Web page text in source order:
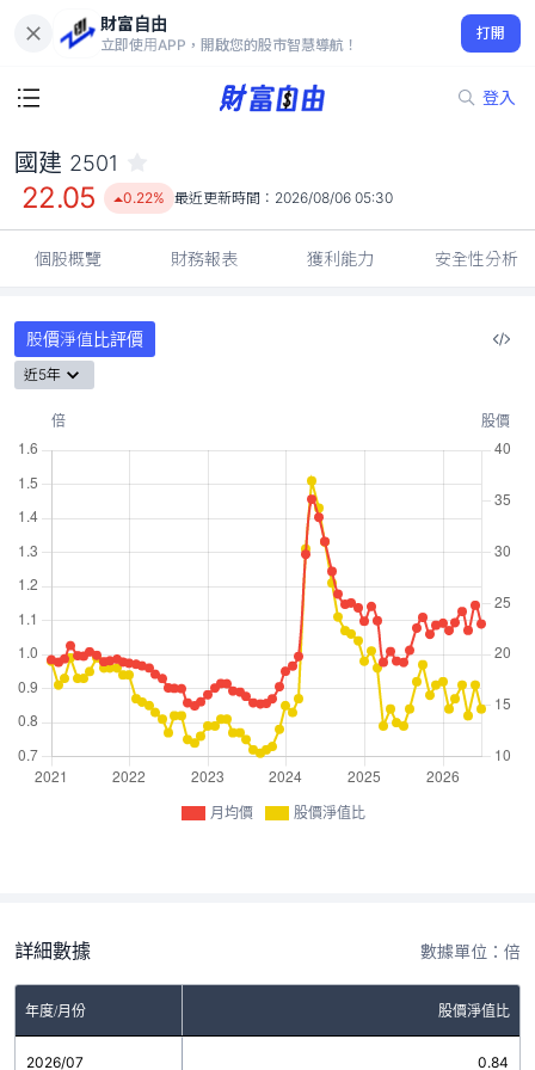
財富自由
立即使用APP，開啟您的股市智慧導航！
打開
登入
22.05
0.22%
國建 2501
22.05 0.22% 最近更新時間： 2026/08/06 05:30
個股概覽 財務報表 獲利能力 安全性分析
股價淨值比評價
近5年
月均價 股價淨值比
詳細數據 數據單位：倍
年度/月份 股價淨值比
2026/07 0.84